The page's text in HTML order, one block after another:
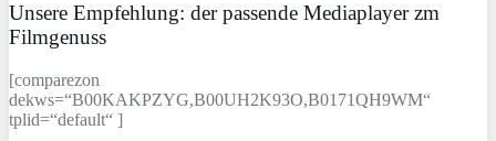
Unsere Empfehlung: der passende Mediaplayer zm
Filmgenuss
[comparezon
dekws=“B00KAKPZYG,B00UH2K93O,B0171QH9WM“
tplid=“default“ ]